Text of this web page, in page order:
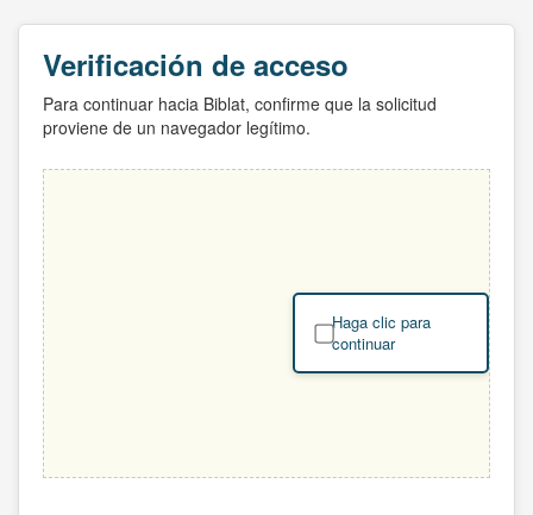
Verificación de acceso
Para continuar hacia Biblat, confirme que la solicitud
proviene de un navegador legítimo.
Haga clic para
continuar